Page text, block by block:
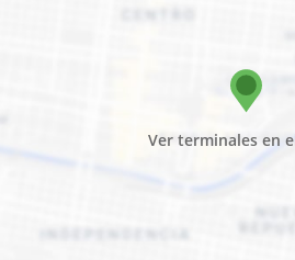
Ver terminales en